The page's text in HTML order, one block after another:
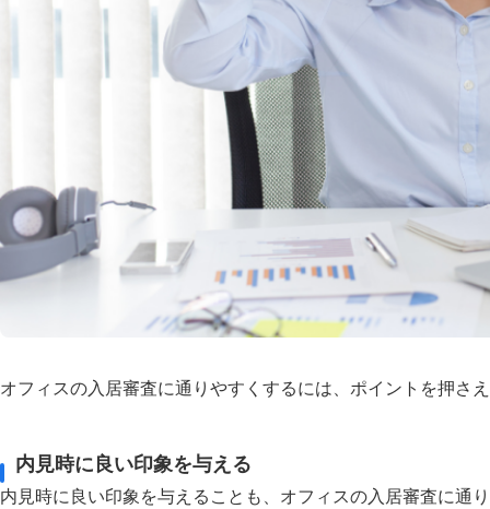
オフィスの入居審査に通りやすくするには、ポイントを押さ
内見時に良い印象を与える
内見時に良い印象を与えることも、オフィスの入居審査に通